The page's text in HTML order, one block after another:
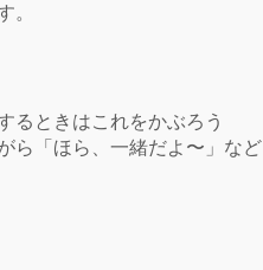
。
るときはこれをかぶろう
ら「ほら、一緒だよ〜」など